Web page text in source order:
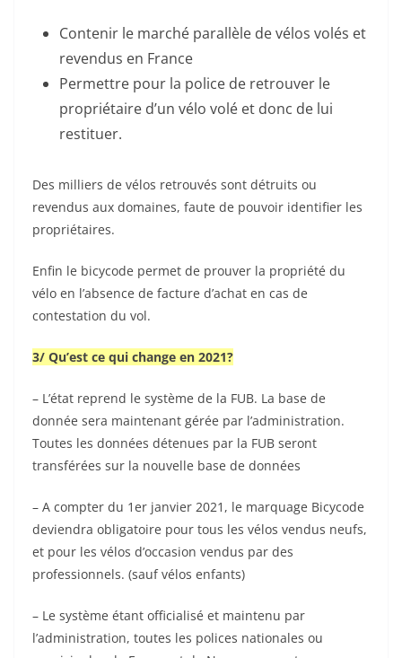
Contenir le marché parallèle de vélos volés et
revendus en France
Permettre pour la police de retrouver le
propriétaire d’un vélo volé et donc de lui
restituer.
Des milliers de vélos retrouvés sont détruits ou
revendus aux domaines, faute de pouvoir identifier les
propriétaires.
Enfin le bicycode permet de prouver la propriété du
vélo en l’absence de facture d’achat en cas de
contestation du vol.
3/ Qu’est ce qui change en 2021?
– L’état reprend le système de la FUB. La base de
donnée sera maintenant gérée par l’administration.
Toutes les données détenues par la FUB seront
transférées sur la nouvelle base de données
– A compter du 1er janvier 2021, le marquage Bicycode
deviendra obligatoire pour tous les vélos vendus neufs,
et pour les vélos d’occasion vendus par des
professionnels. (sauf vélos enfants)
– Le système étant officialisé et maintenu par
l’administration, toutes les polices nationales ou